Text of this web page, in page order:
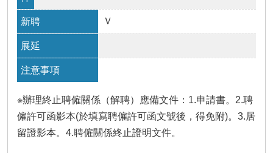
Ｖ
※辦理終止聘僱關係（解聘）應備文件：1.申請書。2.聘
僱許可函影本(於填寫聘僱許可函文號後，得免附)。3.居
留證影本。4.聘僱關係終止證明文件。